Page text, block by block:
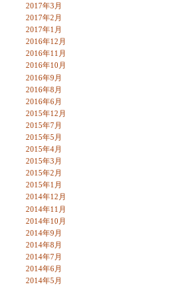
2017年3月
2017年2月
2017年1月
2016年12月
2016年11月
2016年10月
2016年9月
2016年8月
2016年6月
2015年12月
2015年7月
2015年5月
2015年4月
2015年3月
2015年2月
2015年1月
2014年12月
2014年11月
2014年10月
2014年9月
2014年8月
2014年7月
2014年6月
2014年5月